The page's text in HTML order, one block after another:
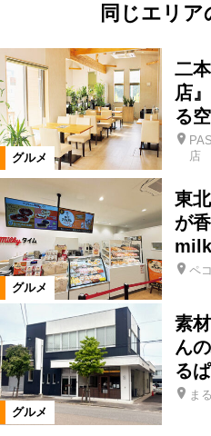
同じエリア
グルメ
二
店
る
店
グルメ
東
が
ペ
グルメ
素
ん
る
ま